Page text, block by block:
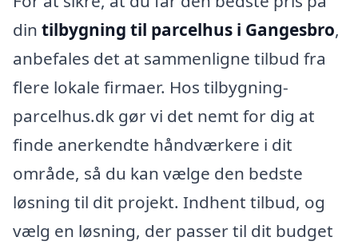
din tilbygning til parcelhus i Gangesbro,
anbefales det at sammenligne tilbud fra
flere lokale firmaer. Hos tilbygning-
parcelhus.dk gør vi det nemt for dig at
finde anerkendte håndværkere i dit
område, så du kan vælge den bedste
løsning til dit projekt. Indhent tilbud, og
vælg en løsning, der passer til dit budget